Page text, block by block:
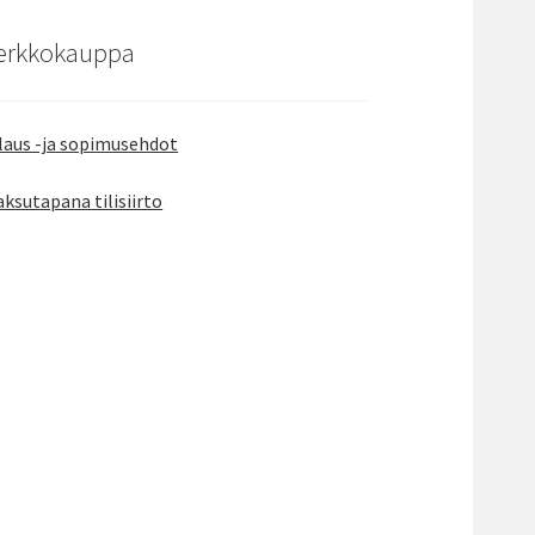
-ja sopimusehdot
tilisiirto